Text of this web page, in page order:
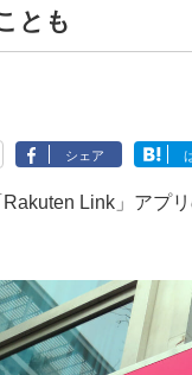
とも
シェア
Link」アプ